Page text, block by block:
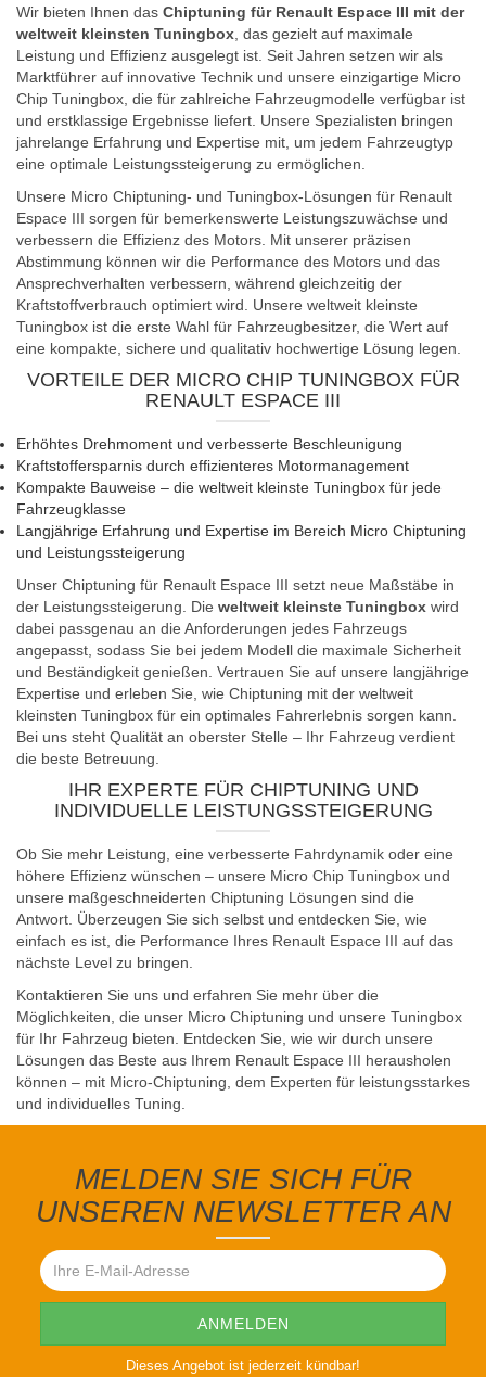
Wir bieten Ihnen das Chiptuning für Renault Espace III mit der
weltweit kleinsten Tuningbox, das gezielt auf maximale
Leistung und Effizienz ausgelegt ist. Seit Jahren setzen wir als
Marktführer auf innovative Technik und unsere einzigartige Micro
Chip Tuningbox, die für zahlreiche Fahrzeugmodelle verfügbar ist
und erstklassige Ergebnisse liefert. Unsere Spezialisten bringen
jahrelange Erfahrung und Expertise mit, um jedem Fahrzeugtyp
eine optimale Leistungssteigerung zu ermöglichen.
Unsere Micro Chiptuning- und Tuningbox-Lösungen für Renault
Espace III sorgen für bemerkenswerte Leistungszuwächse und
verbessern die Effizienz des Motors. Mit unserer präzisen
Abstimmung können wir die Performance des Motors und das
Ansprechverhalten verbessern, während gleichzeitig der
Kraftstoffverbrauch optimiert wird. Unsere weltweit kleinste
Tuningbox ist die erste Wahl für Fahrzeugbesitzer, die Wert auf
eine kompakte, sichere und qualitativ hochwertige Lösung legen.
VORTEILE DER MICRO CHIP TUNINGBOX FÜR
RENAULT ESPACE III
Erhöhtes Drehmoment und verbesserte Beschleunigung
Kraftstoffersparnis durch effizienteres Motormanagement
Kompakte Bauweise – die weltweit kleinste Tuningbox für jede
Fahrzeugklasse
Langjährige Erfahrung und Expertise im Bereich Micro Chiptuning
und Leistungssteigerung
Unser Chiptuning für Renault Espace III setzt neue Maßstäbe in
der Leistungssteigerung. Die weltweit kleinste Tuningbox wird
dabei passgenau an die Anforderungen jedes Fahrzeugs
angepasst, sodass Sie bei jedem Modell die maximale Sicherheit
und Beständigkeit genießen. Vertrauen Sie auf unsere langjährige
Expertise und erleben Sie, wie Chiptuning mit der weltweit
kleinsten Tuningbox für ein optimales Fahrerlebnis sorgen kann.
Bei uns steht Qualität an oberster Stelle – Ihr Fahrzeug verdient
die beste Betreuung.
IHR EXPERTE FÜR CHIPTUNING UND
INDIVIDUELLE LEISTUNGSSTEIGERUNG
Ob Sie mehr Leistung, eine verbesserte Fahrdynamik oder eine
höhere Effizienz wünschen – unsere Micro Chip Tuningbox und
unsere maßgeschneiderten Chiptuning Lösungen sind die
Antwort. Überzeugen Sie sich selbst und entdecken Sie, wie
einfach es ist, die Performance Ihres Renault Espace III auf das
nächste Level zu bringen.
Kontaktieren Sie uns und erfahren Sie mehr über die
Möglichkeiten, die unser Micro Chiptuning und unsere Tuningbox
für Ihr Fahrzeug bieten. Entdecken Sie, wie wir durch unsere
Lösungen das Beste aus Ihrem Renault Espace III herausholen
können – mit Micro-Chiptuning, dem Experten für leistungsstarkes
und individuelles Tuning.
MELDEN SIE SICH FÜR
UNSEREN NEWSLETTER AN
Dieses Angebot ist jederzeit kündbar!